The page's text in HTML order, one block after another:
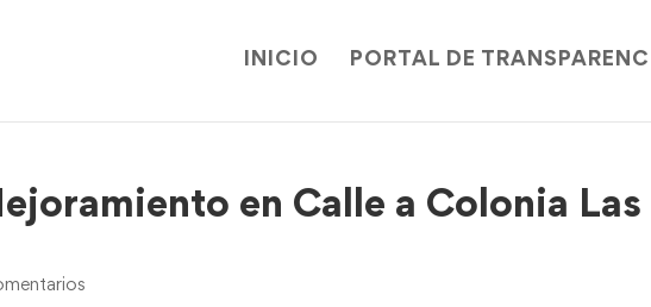
INICIO PORTAL DE
en Calle a Colonia Las